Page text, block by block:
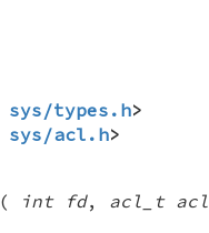
sys/types.h>
sys/acl.h>
( int fd, acl_t acl